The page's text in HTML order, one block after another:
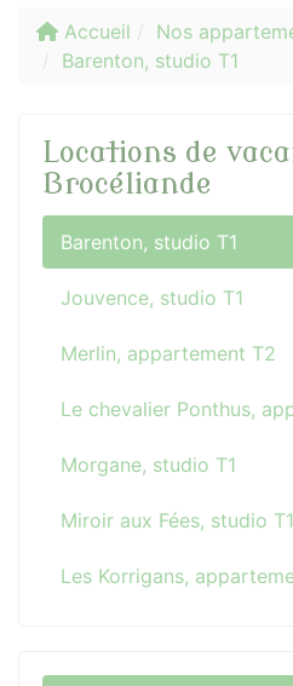
Accueil
Nos
Barenton, studio T1
Locations de
Brocéliande
Barenton, studio T1
Jouvence, studio T1
Merlin, appartement T2
Le chevalier Ponthus,
Morgane, studio T1
Miroir aux Fées, studio T1
Les Korrigans,